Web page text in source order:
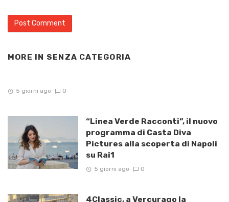
MORE IN SENZA CATEGORIA
5 giorni ago 0
“Linea Verde Racconti”, il nuovo
programma di Casta Diva
Pictures alla scoperta di Napoli
su Rai1
5 giorni ago 0
4Classic, a Vercurago la